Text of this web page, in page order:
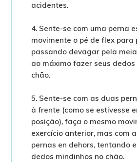
acidentes.
4. Sente-se com uma perna
movimente o pé de flex para
passando devagar pela
ao máximo fazer seus
chão.
5. Sente-se com as duas
à frente (como se estivesse
posição), faça o mesmo
exercício anterior, mas com
pernas en dehors, tentando
dedos mindinhos no chão.